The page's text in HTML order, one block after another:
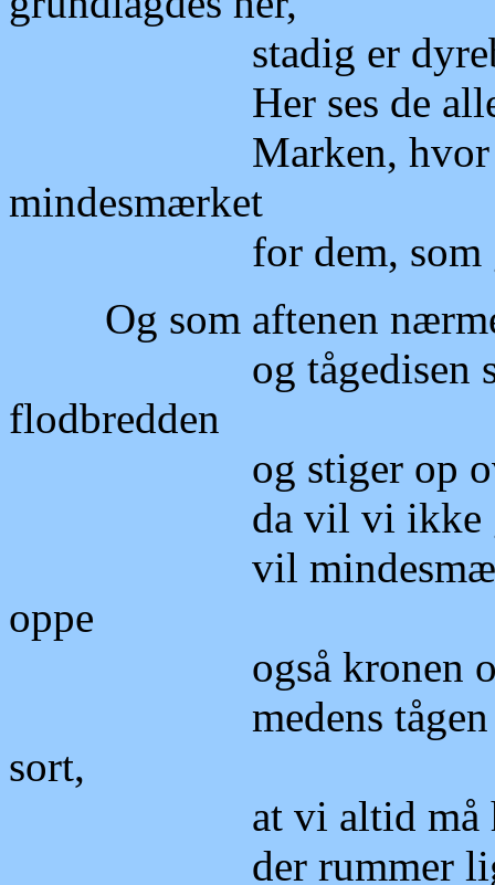
stadig er dyrebare i
Her ses de alle,
Marken, hvor
mindesmærket
for dem, som
Og som aftenen
og tågedisen som
flodbredden
og stiger op over
da vil vi ikke
vil mindesmærket
oppe
også kronen og
medens tågen
sort,
at vi altid må
der rummer ligeså